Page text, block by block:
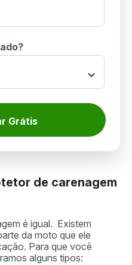
Grátis
de carenagem
é igual. Existem
da moto que ele
Para que você
alguns tipos: